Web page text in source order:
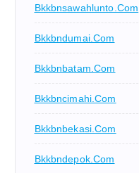
Bkkbnsawahlunto.com
Bkkbndumai.com
Bkkbnbatam.com
Bkkbncimahi.com
Bkkbnbekasi.com
Bkkbndepok.com